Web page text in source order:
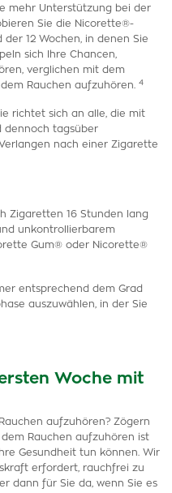
mehr Unterstützung bei der
Sie die Nicorette®-
12 Wochen, in denen Sie
sich Ihre Chancen,
verglichen mit dem
Rauchen aufzuhören.
4
richtet sich an alle, die mit
dennoch tagsüber
nach einer Zigarette
Zigaretten 16 Stunden lang
unkontrollierbarem
Gum® oder Nicorette®
entsprechend dem Grad
auszuwählen, in der Sie
Woche mit
aufzuhören? Zögern
Rauchen aufzuhören ist
Gesundheit tun können. Wir
erfordert, rauchfrei zu
dann für Sie da, wenn Sie es